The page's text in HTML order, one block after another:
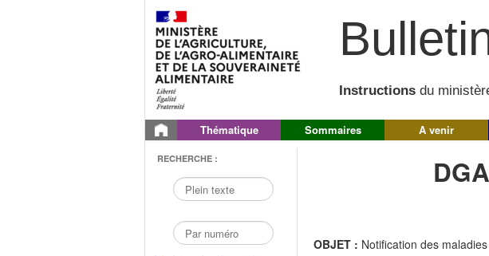
Instructions du
Thématique Sommaires A venir
RECHERCHE :
OBJET : Notification des